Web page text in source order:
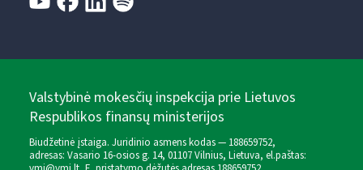
Valstybinė mokesčių inspekcija prie Lietuvos
Respublikos finansų ministerijos
Biudžetinė įstaiga. Juridinio asmens kodas — 188659752,
adresas: Vasario 16-osios g. 14, 01107 Vilnius, Lietuva, el.paštas: